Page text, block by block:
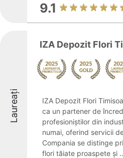
9.1
Laureați
IZA Depozit Flori
IZA Depozit Flori
ca un partener de
profesioniștilor din
numai, oferind servicii
Compania se distinge
flori tăiate proaspete și